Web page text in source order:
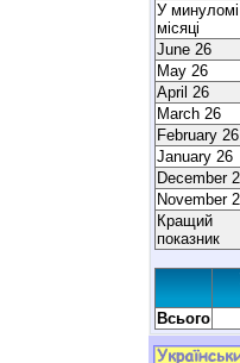
У минуломі
місяці
June 26
May 26
April 26
March 26
February 26
January 26
December
November
Кращий
показник
Всього